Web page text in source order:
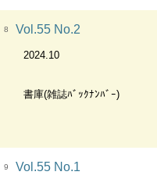
8 Vol.55 No.2
2024.10
書庫(雑誌ﾊﾞｯｸﾅﾝﾊﾞｰ)
9 Vol.55 No.1